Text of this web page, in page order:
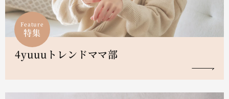
Feature
特集
4yuuuトレンドママ部